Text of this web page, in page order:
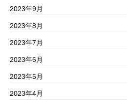
2023年9月
2023年8月
2023年7月
2023年6月
2023年5月
2023年4月